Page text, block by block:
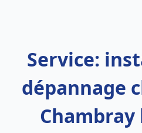
Service:
dépannage
Chambray